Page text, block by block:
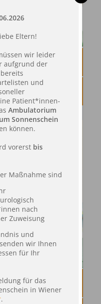
Eltern!
wir leider
aufgrund der
und
Patient*innen-
Ambulatorium
Sonnenschein
können.
vorerst bis
Maßnahme sind
nach
Zuweisung
und
wir Ihnen
für Ihr
für das
in Wiener
.